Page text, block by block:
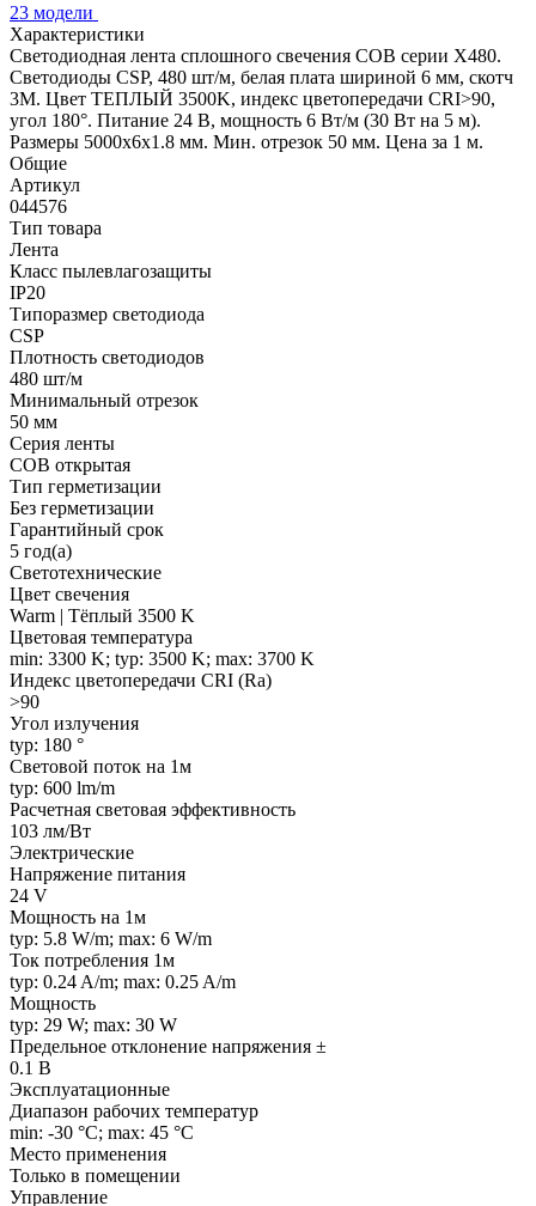
23 модели
Характеристики
Светодиодная лента сплошного свечения COB серии X480.
Светодиоды CSP, 480 шт/м, белая плата шириной 6 мм, скотч
3M. Цвет ТЕПЛЫЙ 3500K, индекс цветопередачи CRI>90,
угол 180°. Питание 24 В, мощность 6 Вт/м (30 Вт на 5 м).
Размеры 5000х6х1.8 мм. Мин. отрезок 50 мм. Цена за 1 м.
Общие
Артикул
044576
Тип товара
Лента
Класс пылевлагозащиты
IP20
Типоразмер светодиода
CSP
Плотность светодиодов
480 шт/м
Минимальный отрезок
50 мм
Серия ленты
COB открытая
Тип герметизации
Без герметизации
Гарантийный срок
5 год(а)
Светотехнические
Цвет свечения
Warm | Тёплый 3500 K
Цветовая температура
min: 3300 K; typ: 3500 K; max: 3700 K
Индекс цветопередачи CRI (Ra)
>90
Угол излучения
typ: 180 °
Световой поток на 1м
typ: 600 lm/m
Расчетная световая эффективность
103 лм/Вт
Электрические
Напряжение питания
24 V
Мощность на 1м
typ: 5.8 W/m; max: 6 W/m
Ток потребления 1м
typ: 0.24 A/m; max: 0.25 A/m
Мощность
typ: 29 W; max: 30 W
Предельное отклонение напряжения ±
0.1 В
Эксплуатационные
Диапазон рабочих температур
min: -30 °C; max: 45 °C
Место применения
Только в помещении
Управление